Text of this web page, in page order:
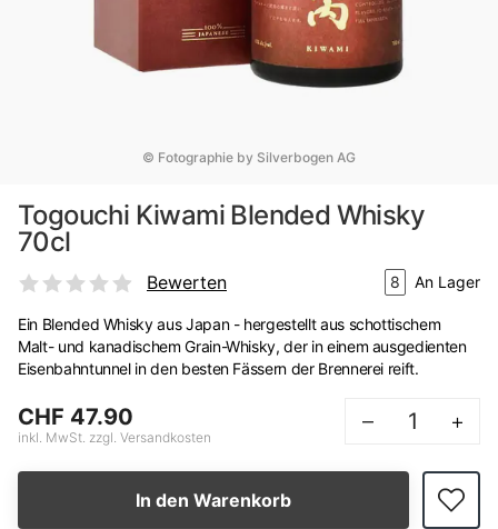
© Fotographie by Silverbogen AG
Togouchi Kiwami Blended Whisky
70cl
Bewerten 8 An Lager
Ein Blended Whisky aus Japan - hergestellt aus schottischem
Malt- und kanadischem Grain-Whisky, der in einem ausgedienten
Eisenbahntunnel in den besten Fässern der Brennerei reift.
CHF 47.90
inkl. MwSt. zzgl. Versandkosten
– +
In den Warenkorb